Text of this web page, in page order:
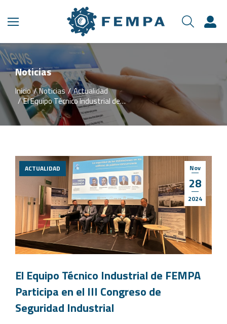
Noticias
Estás aquí:
Inicio Noticias
Actualidad
El Equipo Técnico Industrial de…
Nov
28
2024
ACTUALIDAD
El Equipo Técnico Industrial de FEMPA
Participa en el III Congreso de
Seguridad Industrial